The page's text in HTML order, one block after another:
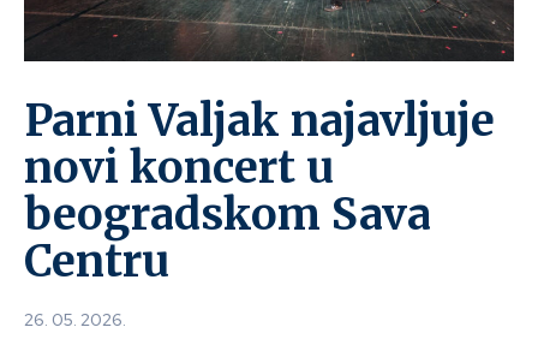
Parni Valjak najavljuje
novi koncert u
beogradskom Sava
Centru
26. 05. 2026.